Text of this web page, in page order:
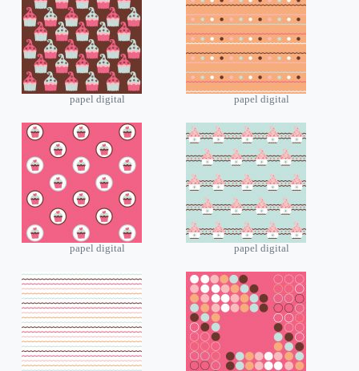
papel digital papel digital
papel digital papel digital